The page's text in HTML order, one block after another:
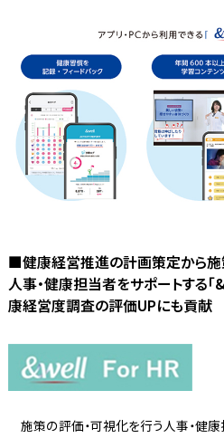
■健康経営推進の計画策定から施
人事・健康担当者をサポートする
康経営度調査の評価UPにも貢献
施策の評価・可視化を行う人事・健